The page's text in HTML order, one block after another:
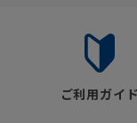
ご利用ガイド